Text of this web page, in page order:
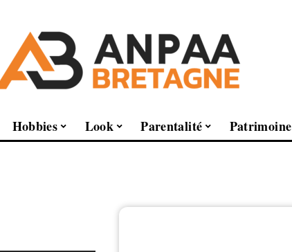
Hobbies Look Parentalité Patrimoine